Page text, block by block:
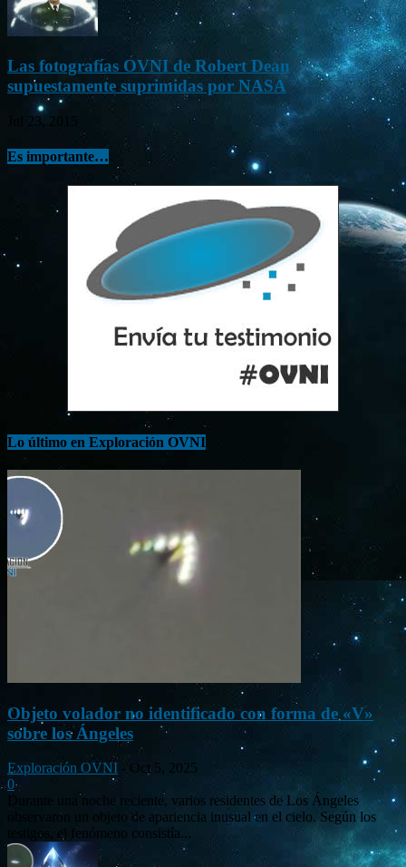
Las fotografías OVNI de Robert Dean
supuestamente suprimidas por NASA
Jul 23, 2015
Es importante…
Lo último en Exploración OVNI
Objeto volador no identificado con forma de «V»
sobre los Ángeles
Exploración OVNI - Oct 5, 2025
0
Durante una noche reciente, varios residentes de Los Ángeles
observaron un objeto de apariencia inusual en el cielo. Según los
testigos, el fenómeno consistía...